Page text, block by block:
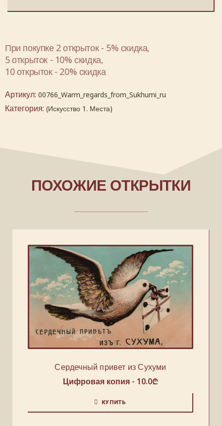
При покупке 2 открыток - 5% скидка,
5 открыток - 10% скидка,
10 открыток - 20% скидка
Артикул: 00766_Warm_regards_from_Sukhumi_ru
Категория: (Искусство 1. Места)
ПОХОЖИЕ ОТКРЫТКИ
Сердечный привет из Сухуми
Цифровая копия - 10.0₾
КУПИТЬ